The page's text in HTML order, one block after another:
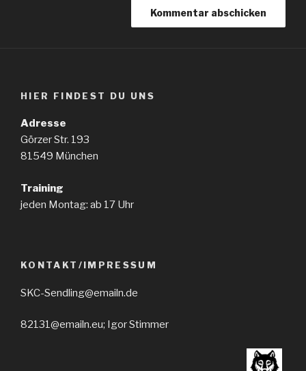
HIER FINDEST DU UNS
Adresse
Görzer Str. 193
81549 München
Training
jeden Montag: ab 17 Uhr
KONTAKT/IMPRESSUM
SKC-Sendling@emailn.de
82131@emailn.eu; Igor Stimmer